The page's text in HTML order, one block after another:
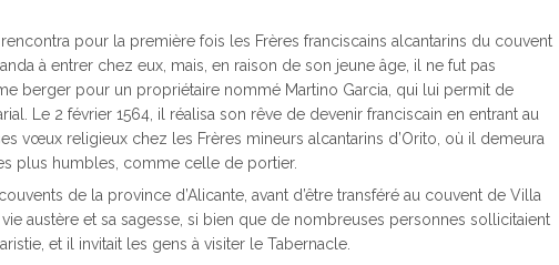
pour la première fois les Frères franciscains alcantarins du couvent
à entrer chez eux, mais, en raison de son jeune âge, il ne fut pas
berger pour un propriétaire nommé Martino Garcia, qui lui permit de
Le 2 février 1564, il réalisa son rêve de devenir franciscain en entrant au
vœux religieux chez les Frères mineurs alcantarins d’Orito, où il demeura
plus humbles, comme celle de portier.
de la province d’Alicante, avant d’être transféré au couvent de Villa
austère et sa sagesse, si bien que de nombreuses personnes sollicitaient
et il invitait les gens à visiter le Tabernacle.